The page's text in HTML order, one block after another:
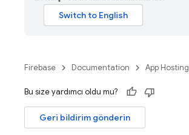
Firebase Documentation App Hosting
Bu size yardımcı oldu mu?
Geri bildirim gönderin